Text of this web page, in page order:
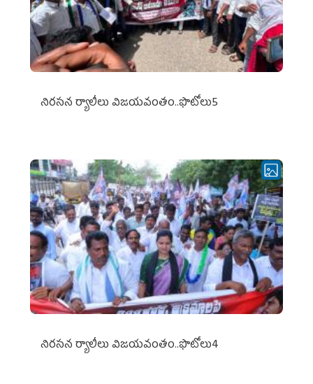
నిర‌స‌న ర్యాలీలు విజ‌య‌వంతం..ఫొటోలు5
నిర‌స‌న ర్యాలీలు విజ‌య‌వంతం..ఫొటోలు4